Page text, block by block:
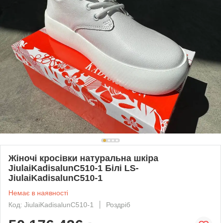
Жіночі кросівки натуральна шкіра
JiulaiKadisalunC510-1 Білі LS-
JiulaiKadisalunC510-1
Немає в наявності
Код: JiulaiKadisalunC510-1
Роздріб